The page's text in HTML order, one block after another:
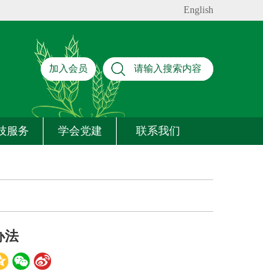
English
加入会员
服务 学会党建 联系我们
法